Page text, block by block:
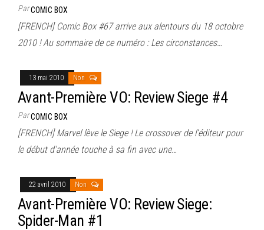
ParCOMIC BOX
[FRENCH] Comic Box #67 arrive aux alentours du 18 octobre
2010 ! Au sommaire de ce numéro : Les circonstances…
13 mai 2010 Non
Avant-Première VO: Review Siege #4
ParCOMIC BOX
[FRENCH] Marvel lève le Siege ! Le crossover de l’éditeur pour
le début d’année touche à sa fin avec une…
22 avril 2010 Non
Avant-Première VO: Review Siege:
Spider-Man #1